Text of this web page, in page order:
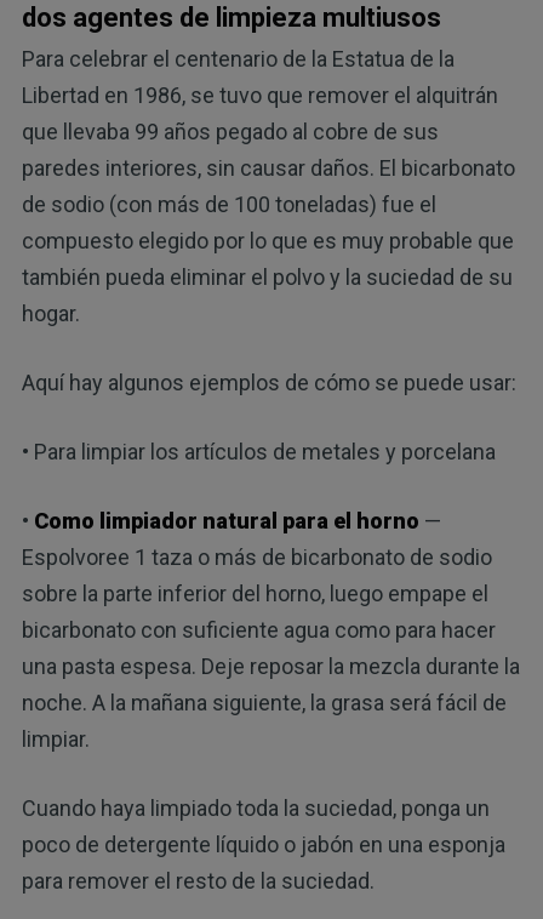
dos agentes de limpieza multiusos
Para celebrar el centenario de la Estatua de la
Libertad en 1986, se tuvo que remover el alquitrán
que llevaba 99 años pegado al cobre de sus
paredes interiores, sin causar daños. El bicarbonato
de sodio (con más de 100 toneladas) fue el
compuesto elegido por lo que es muy probable que
también pueda eliminar el polvo y la suciedad de su
hogar.
Aquí hay algunos ejemplos de cómo se puede usar:
• Para limpiar los artículos de metales y porcelana
• Como limpiador natural para el horno —
Espolvoree 1 taza o más de bicarbonato de sodio
sobre la parte inferior del horno, luego empape el
bicarbonato con suficiente agua como para hacer
una pasta espesa. Deje reposar la mezcla durante la
noche. A la mañana siguiente, la grasa será fácil de
limpiar.
Cuando haya limpiado toda la suciedad, ponga un
poco de detergente líquido o jabón en una esponja
para remover el resto de la suciedad.